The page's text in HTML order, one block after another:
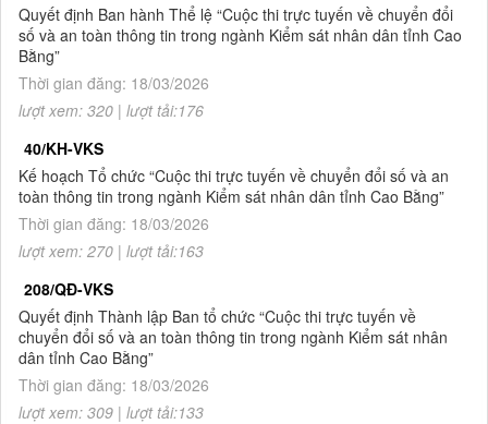
10.Thông báo Kết quả Cuộc thi trực tuyến về chuyển đổi số và
an toàn thông tin trong ngành Kiểm sát nhân dân tỉnh Cao
Bằng
1.Thông báo tuyển sinh đào tạo trình độ thạc sĩ ngành Luật
2 năm 2026
2. Quyết định về việc công bố công khai giao dự toán NSNN
năm 2026
Quyết định Ban hành Thể lệ “Cuộc thi trực tuyến về chuyển đổi
số và an toàn thông tin trong ngành Kiểm sát nhân dân tỉnh Cao
Bằng”
Thời gian đăng: 18/03/2026
lượt xem: 320 | lượt tải:176
40/KH-VKS
Kế hoạch Tổ chức “Cuộc thi trực tuyến về chuyển đổi số và an
toàn thông tin trong ngành Kiểm sát nhân dân tỉnh Cao Bằng”
Thời gian đăng: 18/03/2026
lượt xem: 270 | lượt tải:163
208/QĐ-VKS
Quyết định Thành lập Ban tổ chức “Cuộc thi trực tuyến về
chuyển đổi số và an toàn thông tin trong ngành Kiểm sát nhân
dân tỉnh Cao Bằng”
Thời gian đăng: 18/03/2026
lượt xem: 309 | lượt tải:133